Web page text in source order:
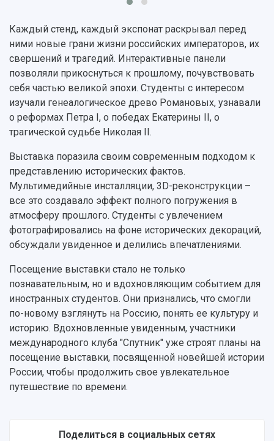
Центр истории авиационных двигателей
Ботанический сад
Умный дом бабочек
Международный межвузовский кампус
Сведения об образовательной организации
Официальные документы
Отчеты о проведенных конференциях
Каждый стенд, каждый экспонат раскрывал перед
ними новые грани жизни российских императоров, их
свершений и трагедий. Интерактивные панели
позволяли прикоснуться к прошлому, почувствовать
себя частью великой эпохи. Студенты с интересом
изучали генеалогическое древо Романовых, узнавали
о реформах Петра I, о победах Екатерины II, о
трагической судьбе Николая II.
Выставка поразила своим современным подходом к
представлению исторических фактов.
Мультимедийные инсталляции, 3D-реконструкции –
все это создавало эффект полного погружения в
атмосферу прошлого. Студенты с увлечением
фотографировались на фоне исторических декораций,
обсуждали увиденное и делились впечатлениями.
Посещение выставки стало не только
познавательным, но и вдохновляющим событием для
иностранных студентов. Они признались, что смогли
по-новому взглянуть на Россию, понять ее культуру и
историю. Вдохновленные увиденным, участники
международного клуба "Спутник" уже строят планы на
посещение выставки, посвященной новейшей истории
России, чтобы продолжить свое увлекательное
путешествие по времени.
Поделиться в социальных сетях